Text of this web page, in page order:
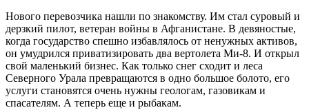
Нового перевозчика нашли по знакомству. Им стал суровый и
дерзкий пилот, ветеран войны в Афганистане. В девяностые,
когда государство спешно избавлялось от ненужных активов,
он умудрился приватизировать два вертолета Ми-8. И открыл
свой маленький бизнес. Как только снег сходит и леса
Северного Урала превращаются в одно большое болото, его
услуги становятся очень нужны геологам, газовикам и
спасателям. А теперь еще и рыбакам.